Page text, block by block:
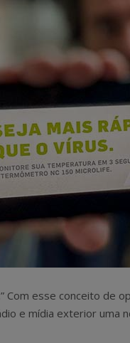
Com esse conceito de
e mídia exterior uma